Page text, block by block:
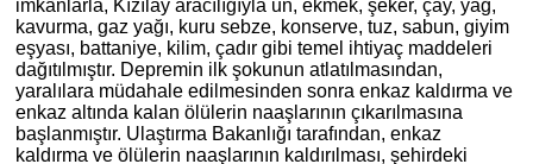
imkânlarla, Kızılay aracılığıyla un, ekmek, şeker, çay, yağ,
kavurma, gaz yağı, kuru sebze, konserve, tuz, sabun, giyim
eşyası, battaniye, kilim, çadır gibi temel ihtiyaç maddeleri
dağıtılmıştır. Depremin ilk şokunun atlatılmasından,
yaralılara müdahale edilmesinden sonra enkaz kaldırma ve
enkaz altında kalan ölülerin naaşlarının çıkarılmasına
başlanmıştır. Ulaştırma Bakanlığı tarafından, enkaz
kaldırma ve ölülerin naaşlarının kaldırılması, şehirdeki